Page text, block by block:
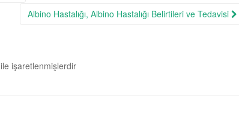
Albino Hastalığı, Albino Hastalığı Belirtileri ve Tedavisi
ile işaretlenmişlerdir